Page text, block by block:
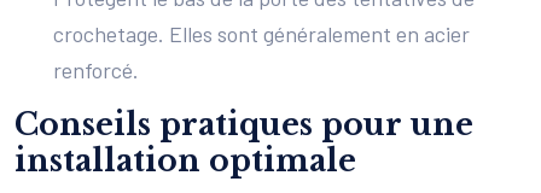
crochetage. Elles sont généralement en acier
renforcé.
Conseils pratiques pour une
installation optimale